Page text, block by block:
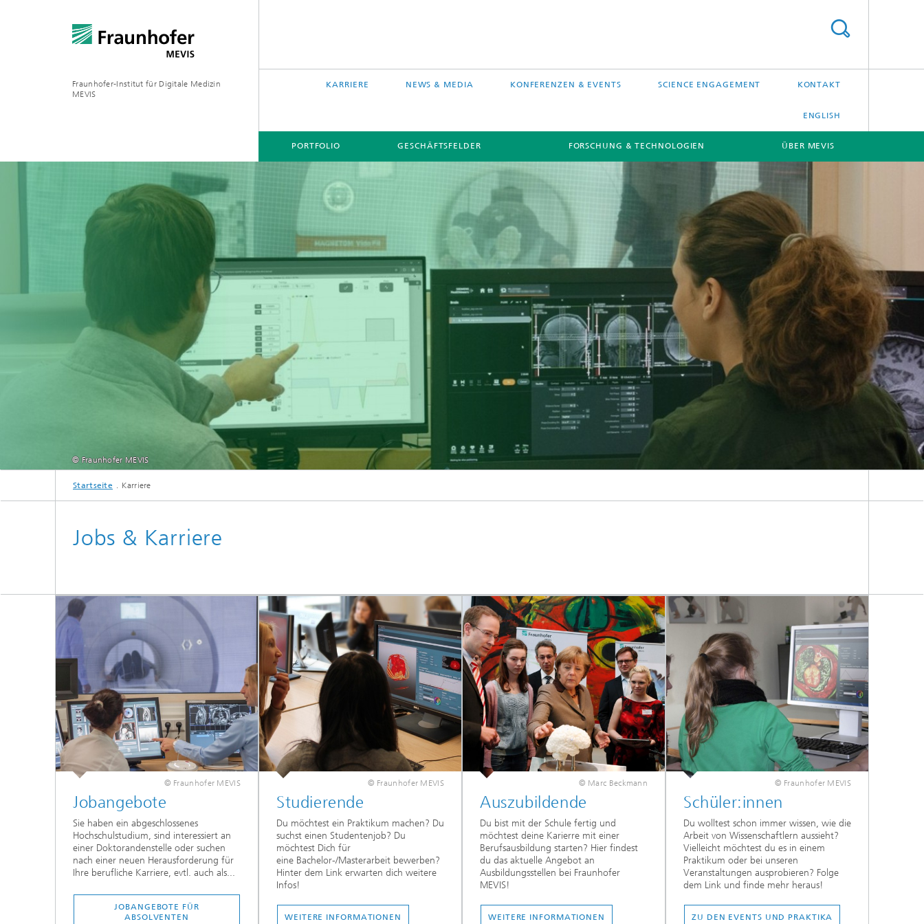
Fraunhofer-Institut für Digitale Medizin
MEVIS
KARRIERE NEWS & MEDIA KONFERENZEN & EVENTS SCIENCE ENGAGEMENT KONTAKT
ENGLISH
PORTFOLIO GESCHÄFTSFELDER FORSCHUNG & TECHNOLOGIEN ÜBER MEVIS
© Fraunhofer MEVIS
Startseite Karriere
Jobs & Karriere
© Fraunhofer MEVIS
Jobangebote
Sie haben ein abgeschlossenes
Hochschulstudium, sind interessiert an
einer Doktorandenstelle oder suchen
nach einer neuen Herausforderung für
Ihre berufliche Karriere, evtl. auch als...
JOBANGEBOTE FÜR
ABSOLVENTEN
© Fraunhofer MEVIS
Studierende
Du möchtest ein Praktikum machen? Du
suchst einen Studentenjob? Du
möchtest Dich für
eine Bachelor-/Masterarbeit bewerben?
Hinter dem Link erwarten dich weitere
Infos!
WEITERE INFORMATIONEN
© Marc Beckmann
Auszubildende
Du bist mit der Schule fertig und
möchtest deine Karierre mit einer
Berufsausbildung starten? Hier findest
du das aktuelle Angebot an
Ausbildungsstellen bei Fraunhofer
MEVIS!
WEITERE INFORMATIONEN
© Fraunhofer MEVIS
Schüler:innen
Du wolltest schon immer wissen, wie die
Arbeit von Wissenschaftlern aussieht?
Vielleicht möchtest du es in einem
Praktikum oder bei unseren
Veranstaltungen ausprobieren? Folge
dem Link und finde mehr heraus!
ZU DEN EVENTS UND PRAKTIKA